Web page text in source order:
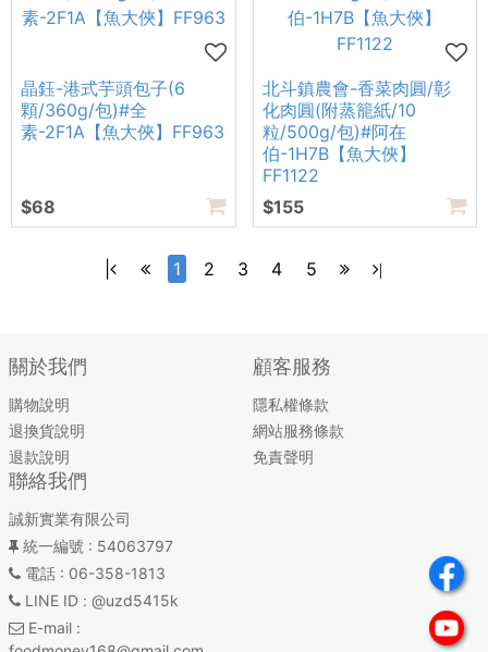
晶鈺-港式芋頭包子(6
顆/360g/包)#全
素-2F1A【魚大俠】FF963
$68
北斗鎮農會-香菜肉圓/彰
化肉圓(附蒸籠紙/10
粒/500g/包)#阿在
伯-1H7B【魚大俠】
FF1122
$155
| 1 2 3 4 5 |
關於我們
購物說明
退換貨說明
退款說明
顧客服務
隱私權條款
網站服務條款
免責聲明
聯絡我們
誠新實業有限公司
統一編號 : 54063797
電話: 06-358-1813
LINE ID : @uzd5415k
E-mail: